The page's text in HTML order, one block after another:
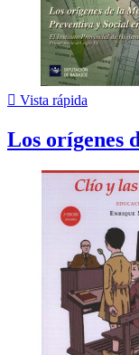
 Vista rápida
Los orígenes